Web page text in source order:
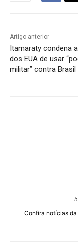
Artigo anterior
Itamaraty condena
dos EUA de usar
militar” contra Brasil
Confira notícias da